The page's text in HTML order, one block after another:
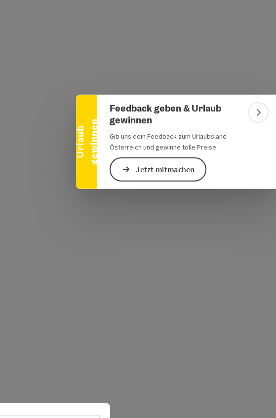
U
r
l
a
u
b
g
e
w
i
n
n
e n
Banner einklappen
Feedback geben & Urlaub
gewinnen
Gib uns dein Feedback zum Urlaubsland
Österreich und gewinne tolle Preise.
Jetzt mitmachen
öffnen